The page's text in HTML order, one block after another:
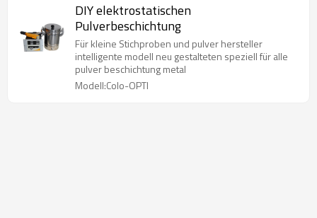
DIY elektrostatischen
Pulverbeschichtung
Für kleine Stichproben und pulver hersteller
intelligente modell neu gestalteten speziell für alle
pulver beschichtung metal
Modell:Colo-OPTI